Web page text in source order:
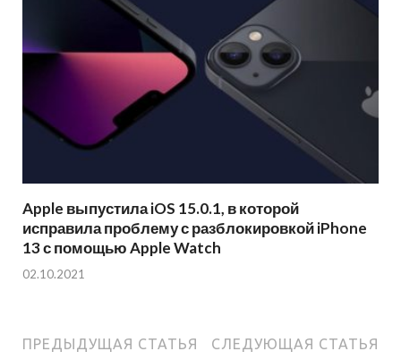
Apple выпустила iOS 15.0.1, в которой
исправила проблему с разблокировкой iPhone
13 с помощью Apple Watch
02.10.2021
ПРЕДЫДУЩАЯ СТАТЬЯ СЛЕДУЮЩАЯ СТАТЬЯ